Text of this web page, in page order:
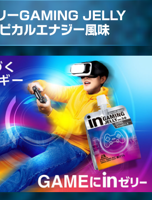
ーGAMING JELLY
カルエナジー風味